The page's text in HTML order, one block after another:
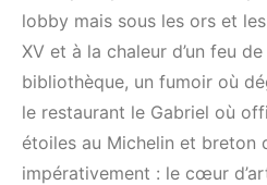
lobby mais sous les ors et
XV et à la chaleur d’un feu
bibliothèque, un fumoir où
le restaurant le Gabriel où
étoiles au Michelin et breton
impérativement : le cœur